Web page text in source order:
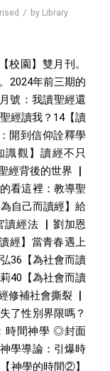
/ by Library
校園】雙月刊。
2024年前三期的
號：我讀聖經還
經讀我？14【讀
開到信仰詮釋學
觀】讀經不只
經背後的世界 ▏
看這裡：教導聖
自己而讀經】給
讀經法 ▏劉加恩
經】當青春遇上
36【為社會而讀
40【為社會而讀
修補社會撕裂 ▏
了性別界限嗎？
時間神學 ◎封面
學導論：引爆時
神學的時間②】